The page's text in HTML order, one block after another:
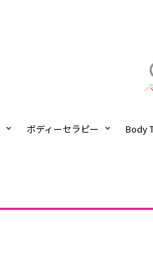
ボディーセラピー Body